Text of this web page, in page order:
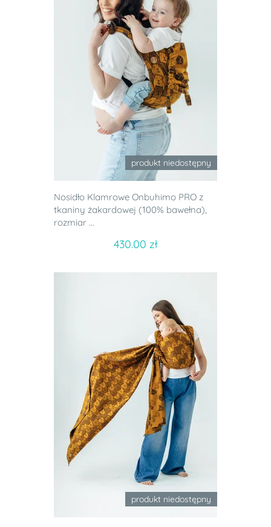
produkt niedostępny
Nosidło Klamrowe Onbuhimo PRO z
tkaniny żakardowej (100% bawełna),
rozmiar ...
430.00 zł
produkt niedostępny